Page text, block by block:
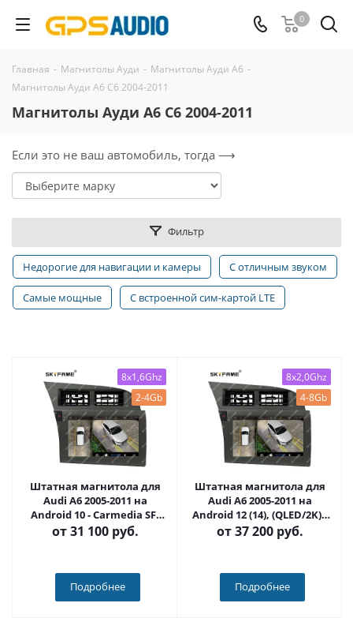
0
Главная - Магнитолы Ауди - Магнитолы Ауди А6 -
Магнитолы Ауди A6 C6 2004-2011
Магнитолы Ауди A6 C6 2004-2011
Если это не ваш автомобиль, тогда ⟶
Фильтр
Недорогие для навигации и камеры С отличным звуком
Самые мощные С встроенной сим-картой LTE
8x1,6Ghz
2-4Gb
Штатная магнитола для
Audi A6 2005-2011 на
Android 10 - Carmedia SF-
9612-IJ
от31 100 руб.
Подробнее
8x2,0Ghz
4-8Gb
Штатная магнитола для
Audi A6 2005-2011 на
Android 12 (14), (QLED/2K) -
Carmedia SF-9612-NPQU
от37 200 руб.
Подробнее